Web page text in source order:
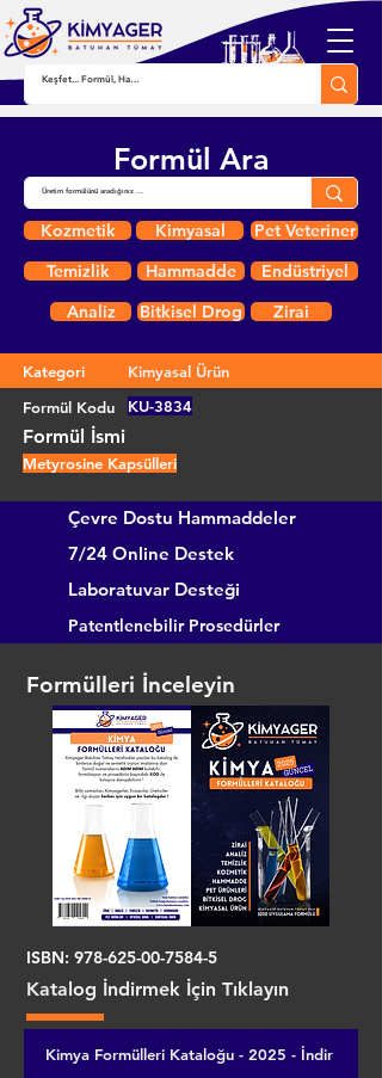
Formül Ara
Kozmetik Kimyasal
Pet Veteriner
Temizlik
Hammadde
Endüstriyel
Analiz
Bitkisel Drog Zirai
Kategori
Kimyasal Ürün
Formül Kodu
KU-3834
Formül İsmi
Metyrosine Kapsülleri
Çevre Dostu Hammaddeler
7/24 Online Destek
Laboratuvar Desteği
Patentlenebilir Prosedürler
Formülleri İnceleyin
ISBN: 978-625-00-7584-5
Katalog İndirmek İçin Tıklayın
Kimya Formülleri Kataloğu - 2025 - İndir